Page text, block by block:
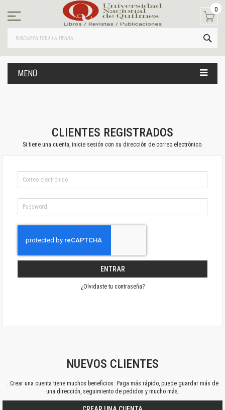
contenido
0
MENÚ
CLIENTES REGISTRADOS
Si tiene una cuenta, inicie sesión con su dirección de correo electrónico.
ENTRAR
¿Olvidaste tu contraseña?
NUEVOS CLIENTES
..Crear una cuenta tiene muchos beneficios: Paga más rápido, puede guardar más de
una dirección, seguimiento de pedidos y mucho más.